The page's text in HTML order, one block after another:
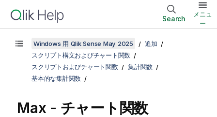
Search
メニュ
ー
Windows 用 Qlik Sense May 2025
追加
スクリプト構文およびチャート関数
スクリプトおよびチャート関数
集計関数
基本的な集計関数
Max - チャート関数